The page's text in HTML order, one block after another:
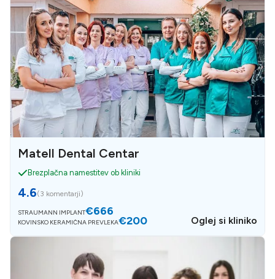
Matell Dental Centar
Brezplačna namestitev ob kliniki
4.6(3 komentarji)
STRAUMANN IMPLANT€666
KOVINSKO KERAMIČNA PREVLEKA€200 Oglej si kliniko